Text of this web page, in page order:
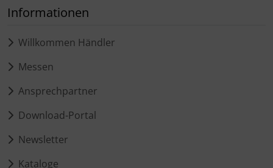
Informationen
Willkommen Händler
Messen
Ansprechpartner
Download-Portal
Newsletter
Kataloge